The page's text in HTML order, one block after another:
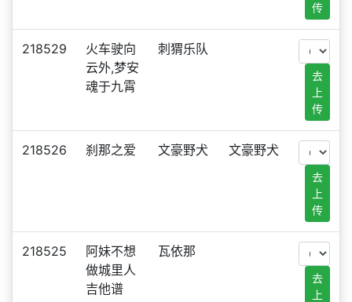
传
218529
火车驶向
云外,梦安
魂于九霄
刺猬乐队
去
上
传
218526 刹那之爱 文豪野犬 文豪野犬
去
上
传
218525
阿妹不想
做城里人
吉他谱
瓦依那
去
上